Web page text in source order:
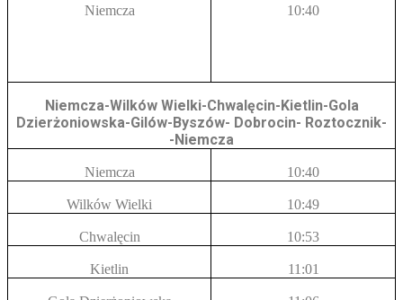
Niemcza 10:40
Niemcza-Wilków Wielki-Chwalęcin-Kietlin-Gola
Dzierżoniowska-Gilów-Byszów- Dobrocin- Roztocznik-
-Niemcza
Niemcza 10:40
Wilków Wielki 10:49
Chwalęcin 10:53
Kietlin 11:01